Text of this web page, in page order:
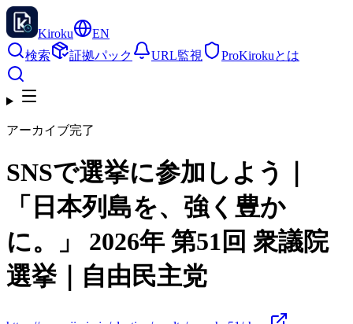
Kiroku
EN
検索
証拠パック URL監視 ProKirokuとは
アーカイブ完了
SNSで選挙に参加しよう｜
「日本列島を、強く豊か
に。」 2026年 第51回 衆議院
選挙｜自由民主党